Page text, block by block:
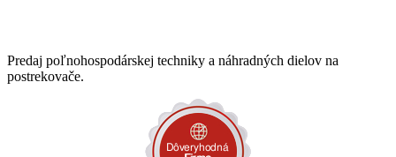
Predaj poľnohospodárskej techniky a náhradných dielov na
postrekovače.